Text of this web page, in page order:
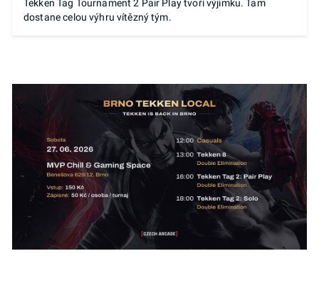
Tekken Tag Tournament 2 Pair Play tvoří výjimku. Tam
dostane celou výhru vítězný tým.